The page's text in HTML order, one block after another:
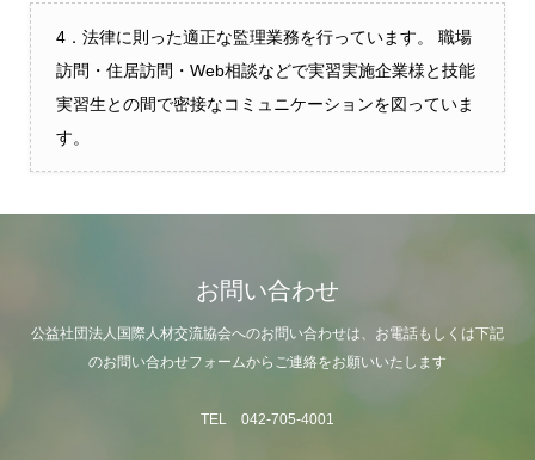
4．法律に則った適正な監理業務を行っています。 職場
訪問・住居訪問・Web相談などで実習実施企業様と技能
実習生との間で密接なコミュニケーションを図っていま
す。
お問い合わせ
公益社団法人国際人材交流協会へのお問い合わせは、お電話もしくは下記
のお問い合わせフォームからご連絡をお願いいたします
TEL 042-705-4001